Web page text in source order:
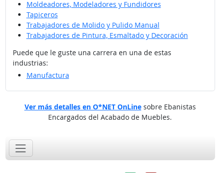
Moldeadores, Modeladores y Fundidores
Tapiceros
Trabajadores de Molido y Pulido Manual
Trabajadores de Pintura, Esmaltado y Decoración
Puede que le guste una carrera en una de estas
industrias:
Manufactura
Ver más detalles en O*NET OnLinesobre Ebanistas
Encargados del Acabado de Muebles.